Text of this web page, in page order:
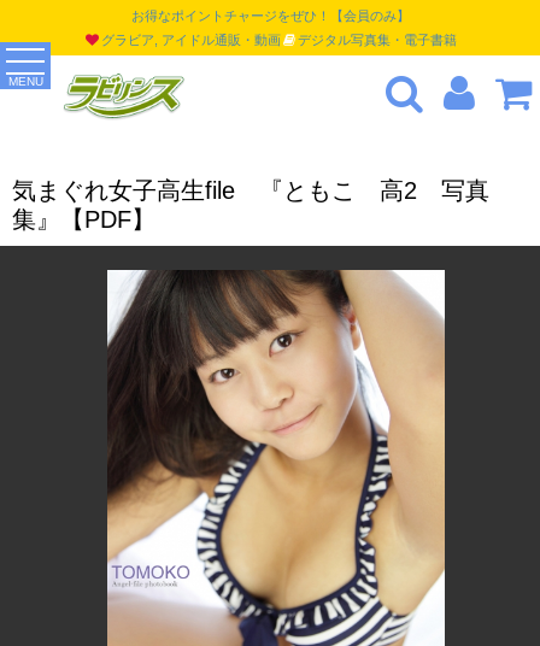
MENU
お得なポイントチャージをぜひ！【会員のみ】
グラビア, アイドル通販・動画
デジタル写真集・電子書籍
気まぐれ女子高生file 『ともこ 高2 写真
集』【PDF】